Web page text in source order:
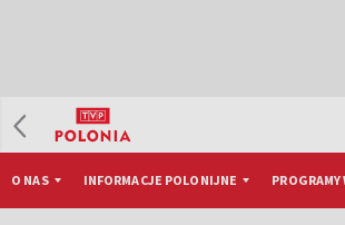
O NAS INFORMACJE POLONIJNE PROGRAMY